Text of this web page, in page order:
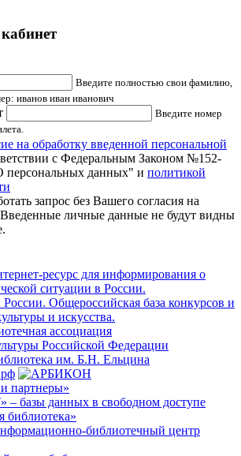
Введите полностью свои фамилию,
иванов иван иванович
Введите номер
на обработку введенной персональной
с Федеральным Законом №152-
персональных данных" и политикой
запрос без Вашего согласия на
личные данные не будут видны